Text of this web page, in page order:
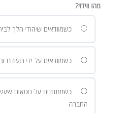
מהו ווידוי?
כשמוודאים שיהודי הלך
כשמוודאים על ידי תעודת
כשמתוודים על חטאים
החברה